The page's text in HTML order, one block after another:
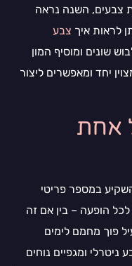
צבעים, השנה נראה
לראות איך צבע
שונים ומוסיף המון
יחד ומאפשרים ליצור
אחת
במספר פריטי
הופעה – בין אם זה
פוך מחמם לימים
ניטרלי ומגפיים נוחים